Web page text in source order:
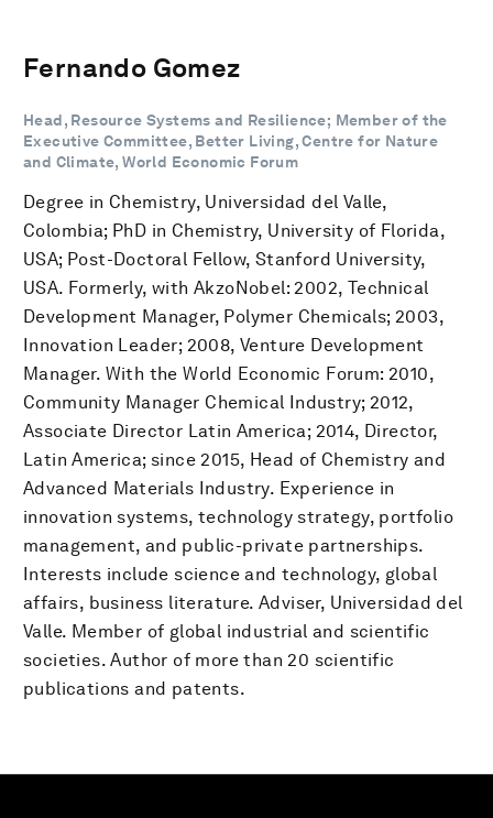
Fernando Gomez
Head, Resource Systems and Resilience; Member of the
Executive Committee, Better Living, Centre for Nature
and Climate, World Economic Forum
Degree in Chemistry, Universidad del Valle,
Colombia; PhD in Chemistry, University of Florida,
USA; Post-Doctoral Fellow, Stanford University,
USA. Formerly, with AkzoNobel: 2002, Technical
Development Manager, Polymer Chemicals; 2003,
Innovation Leader; 2008, Venture Development
Manager. With the World Economic Forum: 2010,
Community Manager Chemical Industry; 2012,
Associate Director Latin America; 2014, Director,
Latin America; since 2015, Head of Chemistry and
Advanced Materials Industry. Experience in
innovation systems, technology strategy, portfolio
management, and public-private partnerships.
Interests include science and technology, global
affairs, business literature. Adviser, Universidad del
Valle. Member of global industrial and scientific
societies. Author of more than 20 scientific
publications and patents.